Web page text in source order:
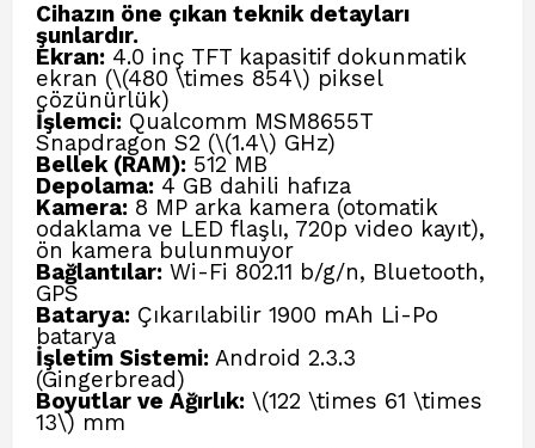
Cihazın öne çıkan teknik detayları
şunlardır.
Ekran: 4.0 inç TFT kapasitif dokunmatik
ekran (\(480 \times 854\) piksel
çözünürlük)
İşlemci: Qualcomm MSM8655T
Snapdragon S2 (\(1.4\) GHz)
Bellek (RAM): 512 MB
Depolama: 4 GB dahili hafıza
Kamera: 8 MP arka kamera (otomatik
odaklama ve LED flaşlı, 720p video kayıt),
ön kamera bulunmuyor
Bağlantılar: Wi-Fi 802.11 b/g/n, Bluetooth,
GPS
Batarya: Çıkarılabilir 1900 mAh Li-Po
batarya
İşletim Sistemi: Android 2.3.3
(Gingerbread)
Boyutlar ve Ağırlık: \(122 \times 61 \times
13\) mm